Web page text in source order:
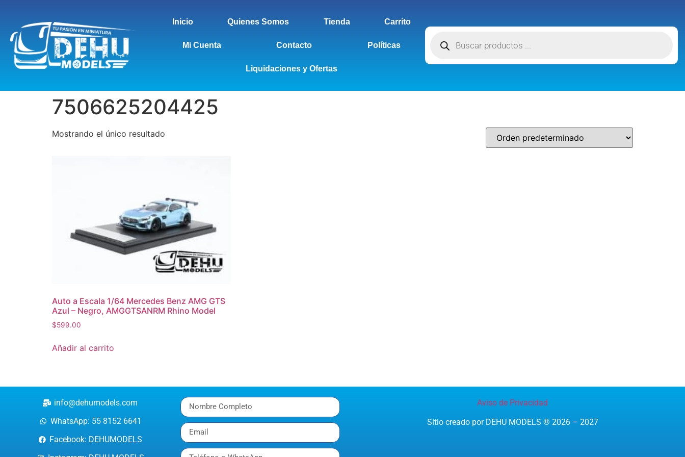
Inicio Quienes Somos Tienda Carrito
Mi Cuenta Contacto Políticas
Liquidaciones y Ofertas
7506625204425
Mostrando el único resultado
Auto a Escala 1/64 Mercedes Benz AMG GTS
Azul – Negro, AMGGTSANRM Rhino Model
$599.00
Añadir al carrito
info@dehumodels.com
WhatsApp: 55 8152 6641
Facebook: DEHUMODELS
Aviso de Privacidad
Sitio creado por DEHU MODELS ® 2026 – 2027